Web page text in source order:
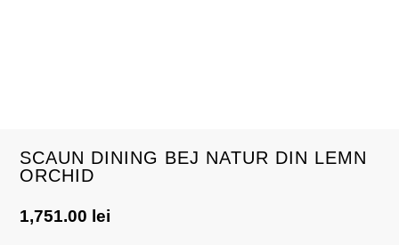
SCAUN DINING BEJ NATUR DIN LEMN
ORCHID
1,751.00 lei